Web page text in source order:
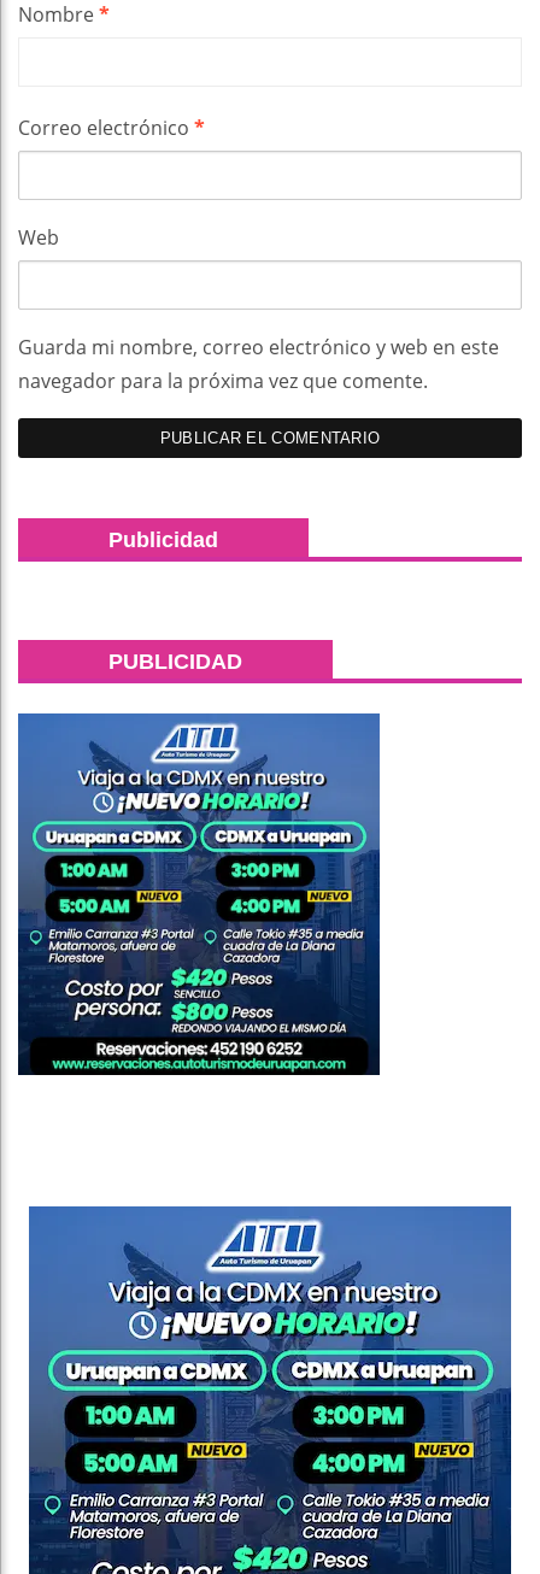
Nombre*
Correo electrónico *
Web
Guarda mi nombre, correo electrónico y web en este
navegador para la próxima vez que comente.
Publicidad
PUBLICIDAD